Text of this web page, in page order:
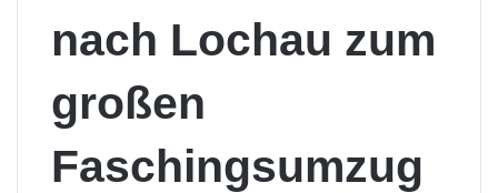
nach Lochau zum
großen
Faschingsumzug